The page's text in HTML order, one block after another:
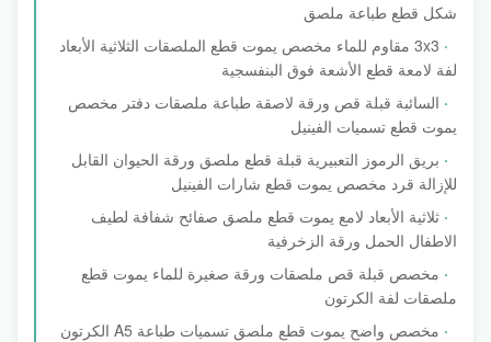
شكل قطع طباعة ملصق
3x3 مقاوم للماء مخصص يموت قطع الملصقات الثلاثية الأبعاد
لفة لامعة قطع الأشعة فوق البنفسجية
السائبة قبلة قص ورقة لاصقة طباعة ملصقات دفتر مخصص
يموت قطع تسميات الفينيل
بريق الرموز التعبيرية قبلة قطع ملصق ورقة الحيوان القابل
للإزالة قرد مخصص يموت قطع شارات الفينيل
ثلاثية الأبعاد لامع يموت قطع ملصق صفائح شفافة لطيف
الاطفال الحمل ورقة الزخرفية
مخصص قبلة قص ملصقات ورقة صغيرة للماء يموت قطع
ملصقات لفة الكرتون
مخصص واضح يموت قطع ملصق تسميات طباعة A5 الكرتون